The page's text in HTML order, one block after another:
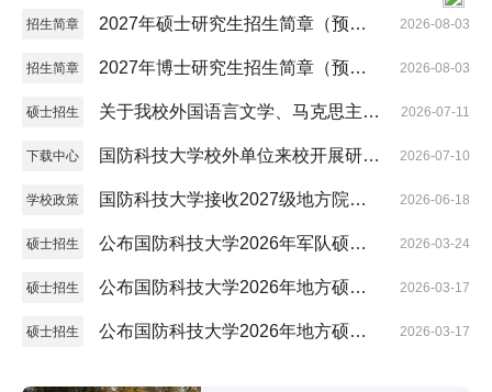
招生简章
2027年硕士研究生招生简章（预发
2026-08-03
招生简章
2027年博士研究生招生简章（预发
版）
2026-08-03
硕士招生
关于我校外国语言文学、马克思主义
理论学科招收参军入伍研究生的通知
2026-07-11
下载中心
国防科技大学校外单位来校开展研究
生招生宣传活动申请表
2026-07-10
学校政策
国防科技大学接收2027级地方院校
推荐免试硕士研究生（含直博生、参
2026-06-18
硕士招生
公布国防科技大学2026年军队硕士
研究生复试分数控制线及招生复试工
2026-03-24
硕士招生
公布国防科技大学2026年地方硕士
研究生全国招考复试分数控制线
2026-03-17
硕士招生
公布国防科技大学2026年地方硕士
2026-03-17